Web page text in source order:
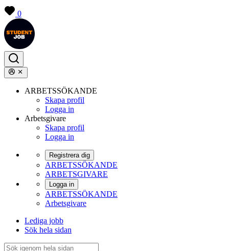
0
ARBETSSÖKANDE
Skapa profil
Logga in
Arbetsgivare
Skapa profil
Logga in
Registrera dig
ARBETSSÖKANDE
ARBETSGIVARE
Logga in
ARBETSSÖKANDE
Arbetsgivare
Lediga jobb
Sök hela sidan